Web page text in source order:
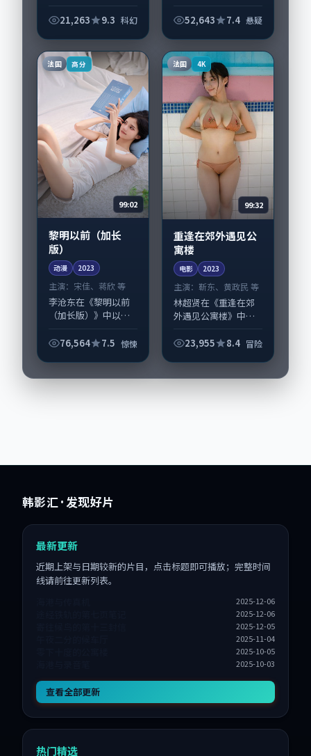
21,263 9.3 科幻
信片》值得关注：剧
雨、陶虹与配角群戏
并重。影片2024年...
52,643 7.4 悬疑
法国 高分
99:02
黎明以前（加长
版）
动漫 2023
主演： 宋佳、蒋欣 等
李沧东在《黎明以前
（加长版）》中以细
张力，宋佳、蒋欣领
在法国完成制作协
76,564 7.5 惊悚
法国 4K
99:32
重逢在郊外遇见公
寓楼
电影 2023
主演：靳东、黄政民 等
林超贤在《重逢在郊
外遇见公寓楼》中以
险张力，靳东、黄政
主要在法国完成制作
23,955 8.4 冒险
韩影汇 · 发现好片
最新更新
近期上架与日期较新的片目，点击标题即可播放；完整时间
线请前往更新列表。
2025-12-06
2025-12-06
2025-12-05
2025-11-04
2025-10-05
2025-10-03
查看全部更新
热门精选